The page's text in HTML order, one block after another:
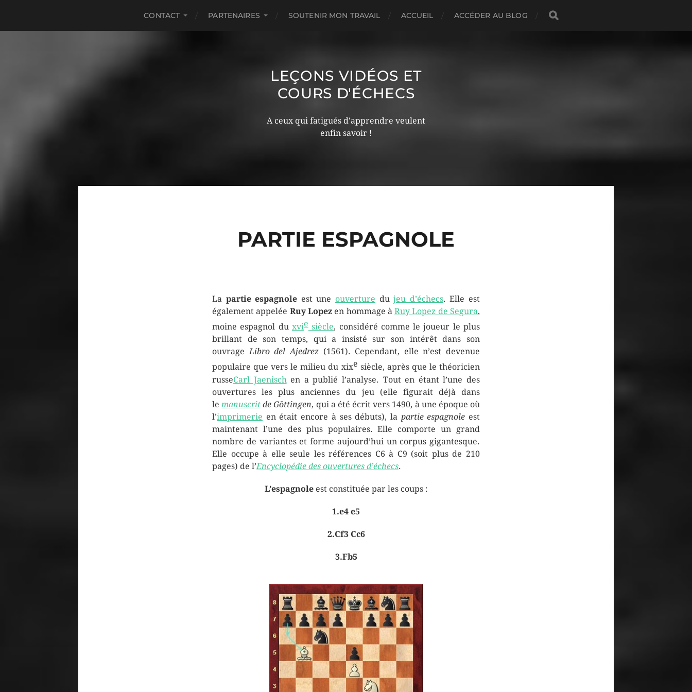
CONTACT PARTENAIRES SOUTENIR MON TRAVAIL ACCUEIL ACCÉDER AU BLOG
LEÇONS VIDÉOS ET
COURS D'ÉCHECS
A ceux qui fatigués d'apprendre veulent
enfin savoir !
PARTIE ESPAGNOLE
La partie espagnole est une ouverture dujeu d’échecs. Elle est
également appelée Ruy Lopezen hommage àRuy Lopez de Segura,
moine espagnol du xviesiècle, considéré comme le joueur le plus
brillant de son temps, qui a insisté sur son intérêt dans son
ouvrageLibro del Ajedrez(1561). Cependant, elle n’est devenue
populaire que vers le milieu du xixe siècle, après que le théoricien
russeCarl Jaenisch en a publié l’analyse. Tout en étant l’une des
ouvertures les plus anciennes du jeu (elle figurait déjà dans
le manuscrit de Göttingen, qui a été écrit vers 1490, à une époque où
l’imprimerie en était encore à ses débuts), la partie espagnole est
maintenant l’une des plus populaires. Elle comporte un grand
nombre de variantes et forme aujourd’hui un corpus gigantesque.
Elle occupe à elle seule les références C6 à C9 (soit plus de 210
pages) de l’Encyclopédie des ouvertures d’échecs.
L’espagnoleest constituée par les coups :
1.e4 e5
2.Cf3 Cc6
3.Fb5